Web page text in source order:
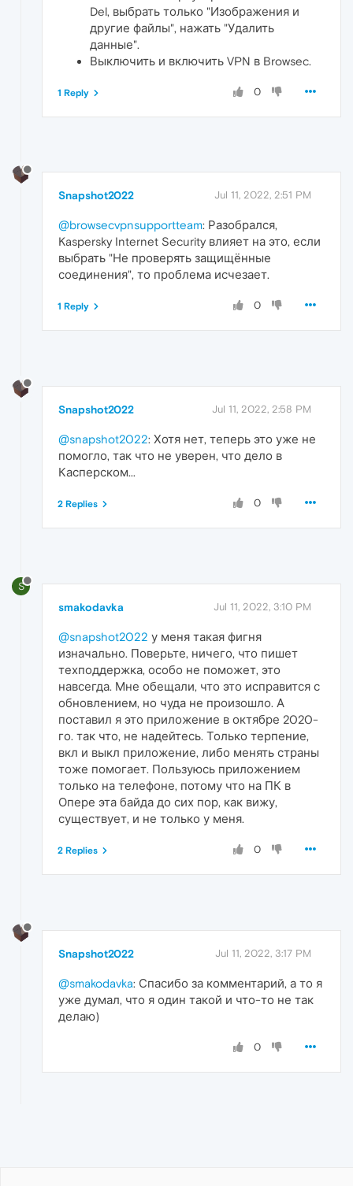
Del, выбрать только "Изображения и
другие файлы", нажать "Удалить
данные".
Выключить и включить VPN в Browsec.
0
1 Reply
Snapshot2022 Jul 11, 2022, 2:51 PM
@browsecvpnsupportteam: Разобрался,
Kaspersky Internet Security влияет на это, если
выбрать "Не проверять защищённые
соединения", то проблема исчезает.
0
1 Reply
Snapshot2022 Jul 11, 2022, 2:58 PM
@snapshot2022: Хотя нет, теперь это уже не
помогло, так что не уверен, что дело в
Касперском...
0
2 Replies
S
smakodavka Jul 11, 2022, 3:10 PM
@snapshot2022 у меня такая фигня
изначально. Поверьте, ничего, что пишет
техподдержка, особо не поможет, это
навсегда. Мне обещали, что это исправится с
обновлением, но чуда не произошло. А
поставил я это приложение в октябре 2020-
го. так что, не надейтесь. Только терпение,
вкл и выкл приложение, либо менять страны
тоже помогает. Пользуюсь приложением
только на телефоне, потому что на ПК в
Опере эта байда до сих пор, как вижу,
существует, и не только у меня.
0
2 Replies
Snapshot2022 Jul 11, 2022, 3:17 PM
@smakodavka: Спасибо за комментарий, а то я
уже думал, что я один такой и что-то не так
делаю)
0